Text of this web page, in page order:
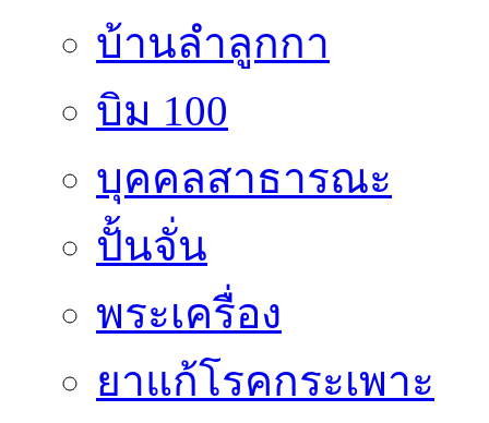
บ้านลำลูกกา
บิม 100
บุคคลสาธารณะ
ปั้นจั่น
พระเครื่อง
ยาแก้โรคกระเพาะ